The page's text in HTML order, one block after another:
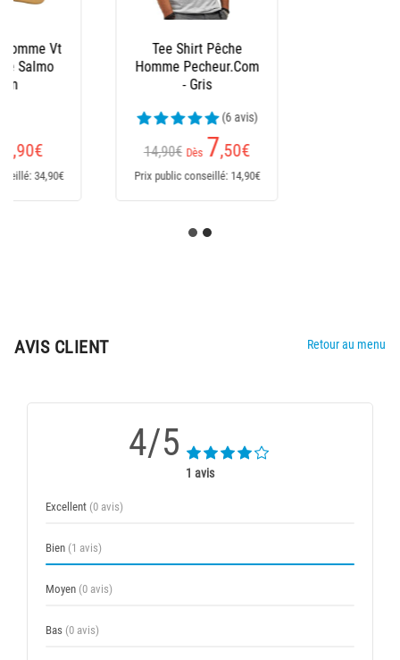
Bonnet Peche
Pecheur.Com
Réversible - Noir/Kaki
(6 avis)
9,90€ 5,60€
Prix public conseillé: 9,90€
AVIS CLIENT Retour au menu
4/5
1 avis
Excellent (0 avis)
Bien (1 avis)
Moyen (0 avis)
Bas (0 avis)